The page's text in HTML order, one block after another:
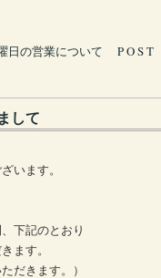
日の営業について P O S T
して
います。
下記のとおり
ます。
だきます。）